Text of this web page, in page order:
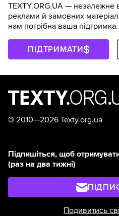
TEXTY.ORG.UA — незалежне
реклами й замовних
нам потрібна ваша підтримка.
ПІДТРИМАТИ
© 2010—2026 Texty.org.ua
Підпишіться, щоб
(раз на два тижні)
Подивитись